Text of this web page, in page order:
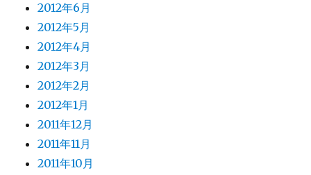
2012年6月
2012年5月
2012年4月
2012年3月
2012年2月
2012年1月
2011年12月
2011年11月
2011年10月